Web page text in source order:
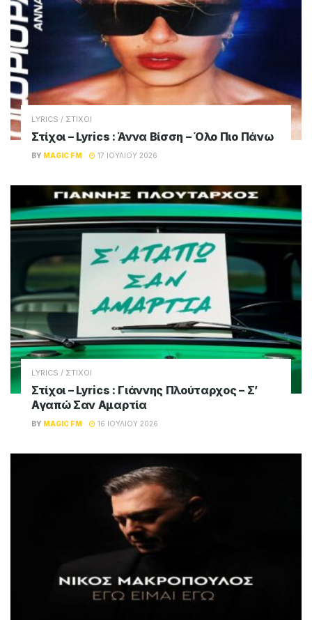
LYRICS / ΣΤΙΧΟΙ
Στίχοι – Lyrics : Άννα Βίσση – Όλο Πιο Πάνω
BY MAGIC FM 17 ΙΟΥΛΊΟΥ 2026
LYRICS / ΣΤΙΧΟΙ
Στίχοι – Lyrics : Γιάννης Πλούταρχος – Σ’
Αγαπώ Σαν Αμαρτία
BY MAGIC FM 16 ΙΟΥΛΊΟΥ 2026